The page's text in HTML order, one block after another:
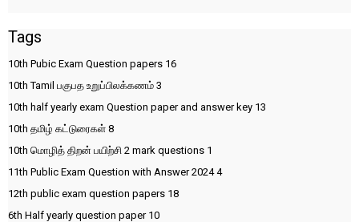
Tags
10th Pubic Exam Question papers 16
10th Tamil பகுபத உறுப்பிலக்கணம் 3
10th half yearly exam Question paper and answer key 13
10th தமிழ் கட்டுரைகள் 8
10th மொழித் திறன் பயிற்சி 2 mark questions 1
11th Public Exam Question with Answer 20244
12th public exam question papers 18
6th Half yearly question paper 10